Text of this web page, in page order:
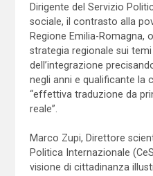
Dirigente del Servizio
sociale, il contrasto alla
Regione Emilia-Romagna,
strategia regionale sui
dell’integrazione
negli anni e qualificante la
“effettiva traduzione da
reale”.
Marco Zupi, Direttore
Politica Internazionale
visione di cittadinanza